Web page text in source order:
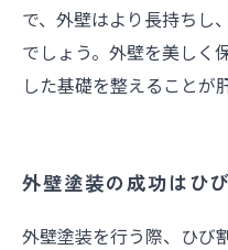
で、外壁はより長持ちし
でしょう。外壁を美しく
した基礎を整えることが
外壁塗装の成功はひ
外壁塗装を行う際、ひび